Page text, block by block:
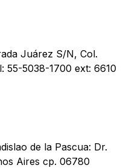
Juárez S/N, Col.
55-5038-1700 ext: 6610
de la Pascua: Dr.
Aires cp. 06780